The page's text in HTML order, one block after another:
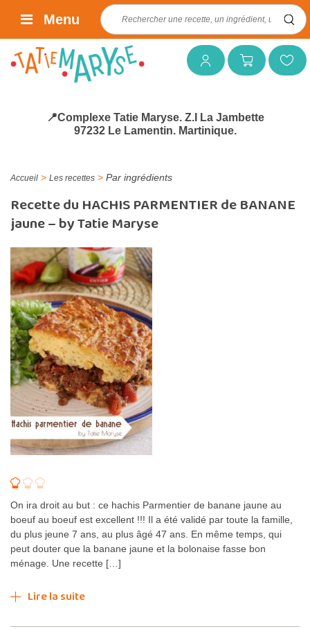
Mon compteMon panierMes favoris
Rechercher :
Menu
📍Complexe Tatie Maryse. Z.I La Jambette
97232 Le Lamentin. Martinique.
Accueil > Les recettes > Par ingrédients
Recette du HACHIS PARMENTIER de BANANE
jaune – by Tatie Maryse
On ira droit au but : ce hachis Parmentier de banane jaune au
boeuf au boeuf est excellent !!! Il a été validé par toute la famille,
du plus jeune 7 ans, au plus âgé 47 ans. En même temps, qui
peut douter que la banane jaune et la bolonaise fasse bon
ménage. Une recette […]
Lire la suite